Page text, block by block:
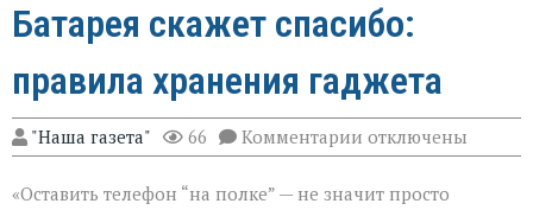
Батарея скажет спасибо:
правила хранения гаджета
"Наша газета" 66 Комментарии к
записи
скажет
отключены
«Оставить телефон “на полке” — не значит просто